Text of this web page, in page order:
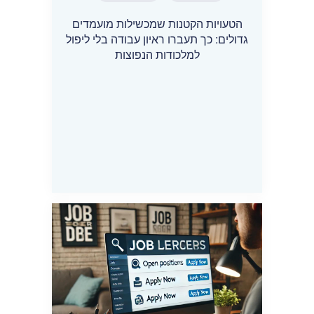
הטעויות הקטנות שמכשילות מועמדים
גדולים: כך תעברו ראיון עבודה בלי ליפול
למלכודות הנפוצות